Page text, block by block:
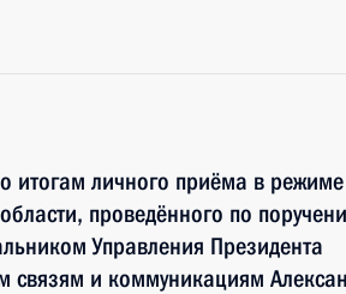
итогам личного приёма в
проведённого по
Управления Президента
связям и коммуникациям